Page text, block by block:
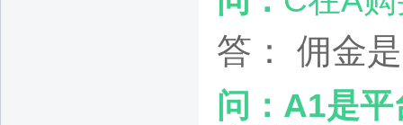
答： 佣金
问：A1是